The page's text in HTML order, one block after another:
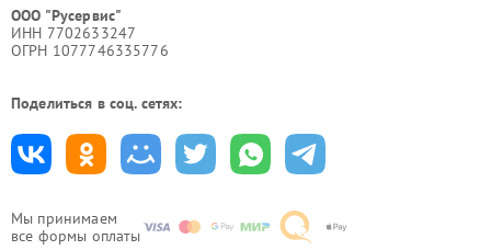
Мы принимаем
все формы оплаты
ООО "Русервис"
ИНН 7702633247
ОГРН 1077746335776
Поделиться в соц. сетях: